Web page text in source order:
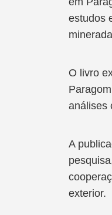
estudos
O livro
análises
A
exterior.